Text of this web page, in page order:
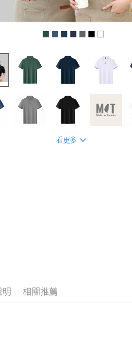
看更多
明 相關推薦